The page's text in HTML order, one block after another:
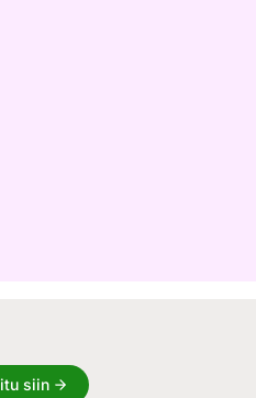
siin